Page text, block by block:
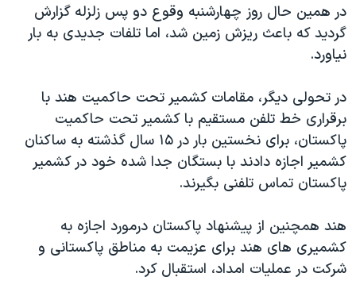
صفحه‌های ویژه
سفر پرزیدنت ترامپ به چین
در همين حال روز چهارشنبه وقوع دو پس زلزله گزارش
گرديد که باعث ريزش زمين شد، اما تلفات جديدی به بار
نياورد.
در تحولی ديگر، مقامات کشمير تحت حاکميت هند با
برقراری خط تلفن مستقيم با کشمير تحت حاکميت
پاکستان، برای نخستين بار در ۱۵ سال گذشته به ساکنان
کشمير اجازه دادند با بستگان جدا شده خود در کشمير
پاکستان تماس تلفنی بگيرند.
هند همچنين از پيشنهاد پاکستان درمورد اجازه به
کشميری های هند برای عزيمت به مناطق پاکستانی و
شرکت در عمليات امداد، استقبال کرد.